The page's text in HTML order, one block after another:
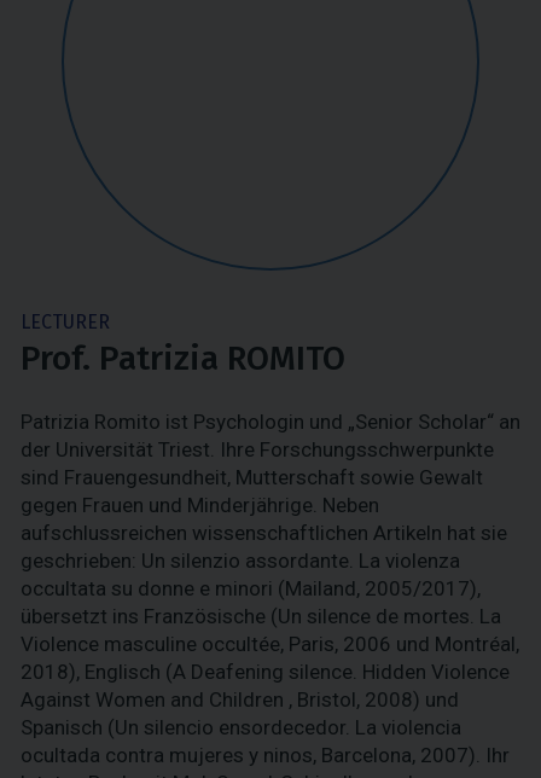
LECTURER
Prof. Patrizia ROMITO
Patrizia Romito ist Psychologin und „Senior Scholar“ an
der Universität Triest. Ihre Forschungsschwerpunkte
sind Frauengesundheit, Mutterschaft sowie Gewalt
gegen Frauen und Minderjährige. Neben
aufschlussreichen wissenschaftlichen Artikeln hat sie
geschrieben: Un silenzio assordante. La violenza
occultata su donne e minori (Mailand, 2005/2017),
übersetzt ins Französische (Un silence de mortes. La
Violence masculine occultée, Paris, 2006 und Montréal,
2018), Englisch (A Deafening silence. Hidden Violence
Against Women and Children , Bristol, 2008) und
Spanisch (Un silencio ensordecedor. La violencia
ocultada contra mujeres y ninos, Barcelona, 2007). Ihr